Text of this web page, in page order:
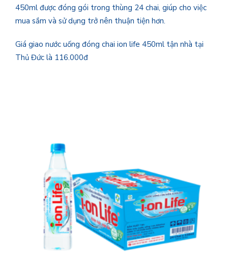
450ml được đóng gói trong thùng 24 chai, giúp cho việc
mua sắm và sử dụng trở nên thuận tiện hơn.
Giá giao nước uống đóng chai ion life 450ml tận nhà tại
Thủ Đức là 116.000đ